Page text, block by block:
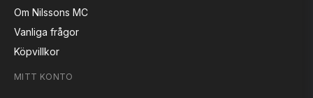
Om Nilssons MC
Vanliga frågor
Köpvillkor
MITT KONTO